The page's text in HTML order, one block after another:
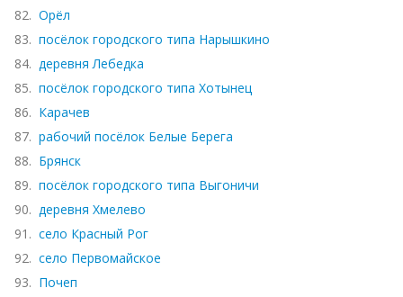
82. Орёл
83. посёлок городского типа Нарышкино
84. деревня Лебедка
85. посёлок городского типа Хотынец
86. Карачев
87. рабочий посёлок Белые Берега
88. Брянск
89. посёлок городского типа Выгоничи
90. деревня Хмелево
91. село Красный Рог
92. село Первомайское
93. Почеп